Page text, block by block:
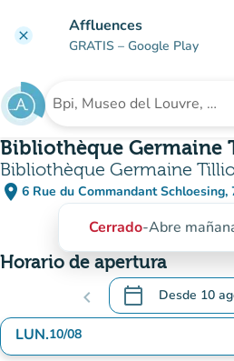
clear Affluences
GRATIS – Google Play
Buscar un establecimiento
Bibliothèque Germaine
Bibliothèque Germaine
place 6 Rue du Commandant Schloesing,
(abrir en
(nueva
Cerrado-Abre
Horario de apertura
chevron_left calendar_today Desde 10
.Abra el
LUN.10/08